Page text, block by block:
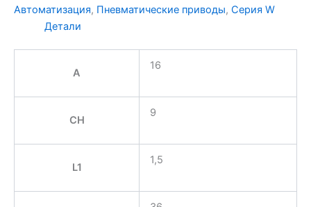
Автоматизация, Пневматические приводы, Серия W
Детали
A
16
CH
9
L1
1,5